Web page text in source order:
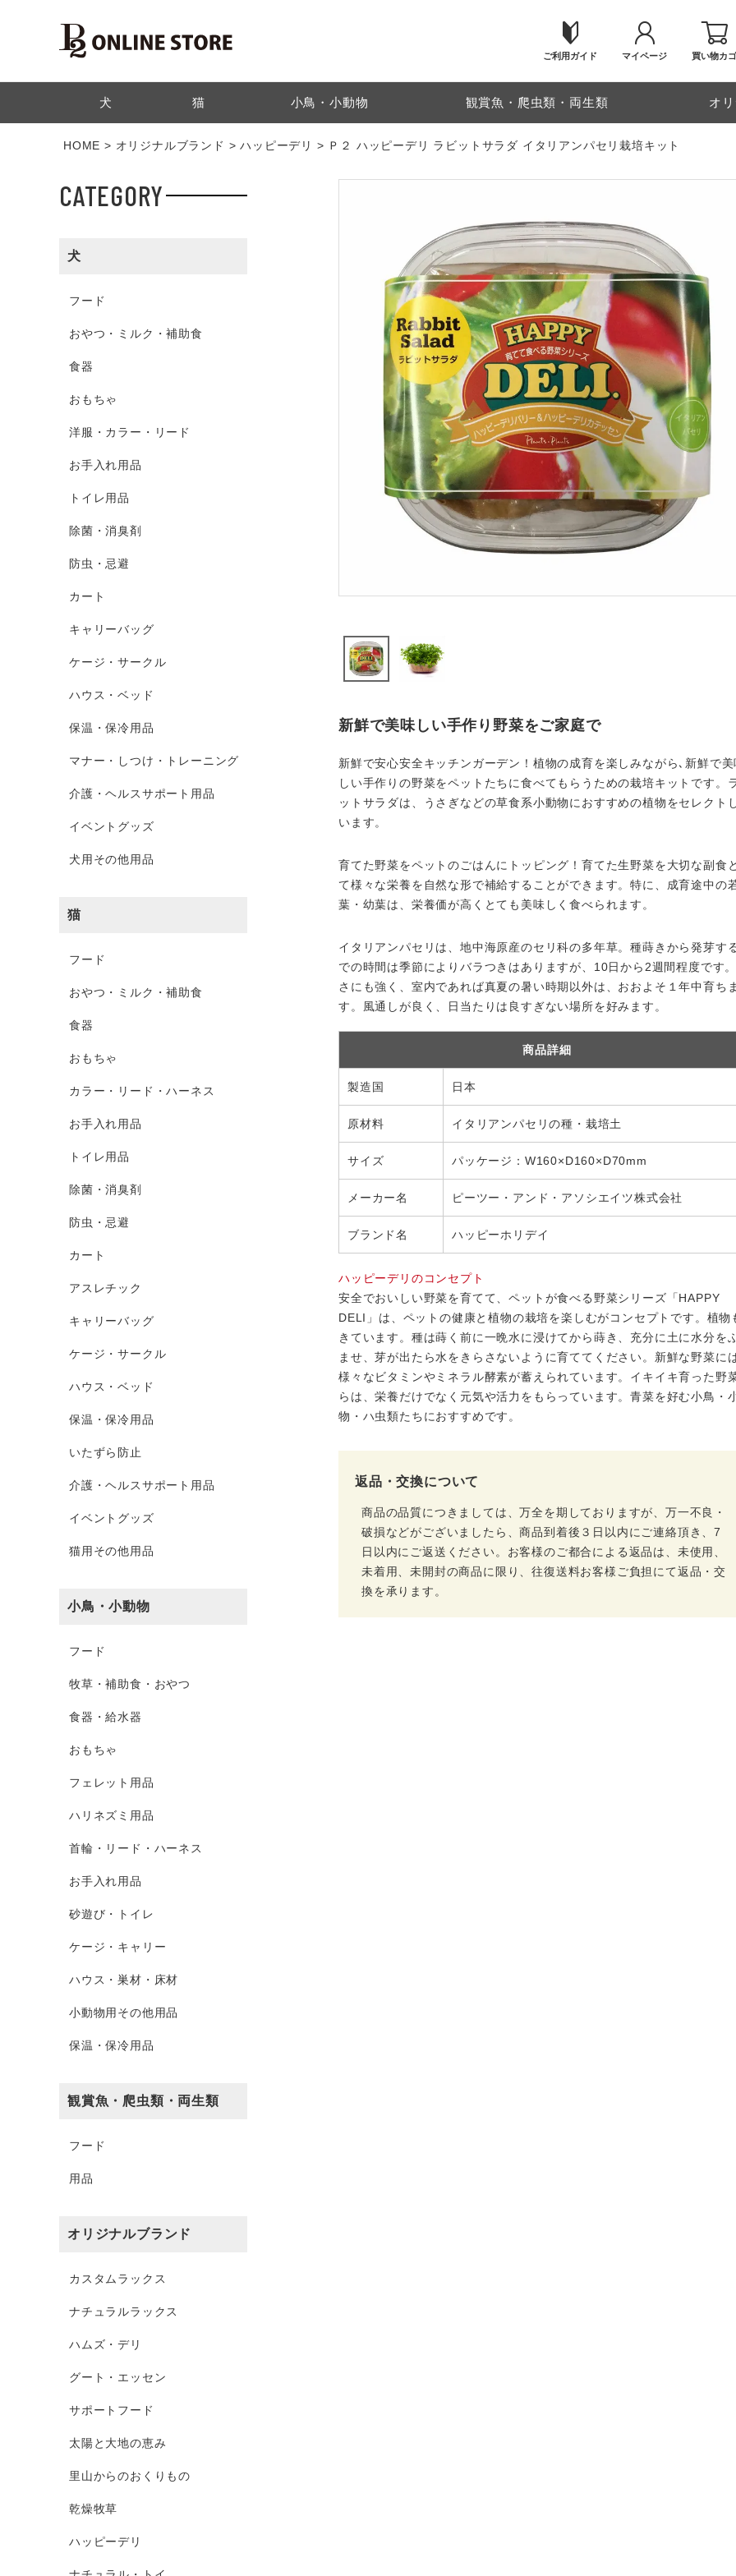
ご利用ガイド マイページ 買い物カゴ
検索
犬 猫 小鳥・小動物 観賞魚・爬虫類・両生類 オ
HOME オリジナルブランド ハッピーデリ Ｐ２ ハッピーデリ ラビットサラダ イタリアンパセリ栽培キット
CATEGORY
犬
フード
おやつ・ミルク・補助食
食器
おもちゃ
洋服・カラー・リード
お手入れ用品
トイレ用品
除菌・消臭剤
防虫・忌避
カート
キャリーバッグ
ケージ・サークル
ハウス・ベッド
保温・保冷用品
マナー・しつけ・トレーニング
介護・ヘルスサポート用品
イベントグッズ
犬用その他用品
猫
フード
おやつ・ミルク・補助食
食器
おもちゃ
カラー・リード・ハーネス
お手入れ用品
トイレ用品
除菌・消臭剤
防虫・忌避
カート
アスレチック
キャリーバッグ
ケージ・サークル
ハウス・ベッド
保温・保冷用品
いたずら防止
介護・ヘルスサポート用品
イベントグッズ
猫用その他用品
小鳥・小動物
フード
牧草・補助食・おやつ
食器・給水器
おもちゃ
フェレット用品
ハリネズミ用品
首輪・リード・ハーネス
お手入れ用品
砂遊び・トイレ
ケージ・キャリー
ハウス・巣材・床材
小動物用その他用品
保温・保冷用品
観賞魚・爬虫類・両生類
フード
用品
オリジナルブランド
カスタムラックス
ナチュラルラックス
ハムズ・デリ
グート・エッセン
サポートフード
太陽と大地の恵み
里山からのおくりもの
乾燥牧草
ハッピーデリ
新鮮で美味しい手作り野菜をご家庭で
新鮮で安心安全キッチンガーデン！植物の成育を楽しみながら､新鮮で美
しい手作りの野菜をペットたちに食べてもらうための栽培キットです。
ットサラダは、うさぎなどの草食系小動物におすすめの植物をセレクト
います。
育てた野菜をペットのごはんにトッピング！育てた生野菜を大切な副食
て様々な栄養を自然な形で補給することができます。特に、成育途中の
葉・幼葉は、栄養価が高くとても美味しく食べられます。
イタリアンパセリは、地中海原産のセリ科の多年草。種蒔きから発芽す
での時間は季節によりバラつきはありますが、10日から2週間程度です
さにも強く、室内であれば真夏の暑い時期以外は、おおよそ１年中育ちま
す。風通しが良く、日当たりは良すぎない場所を好みます。
商品詳細
製造国 日本
原材料 イタリアンパセリの種・栽培土
サイズ パッケージ：W160×D160×D70mm
メーカー名 ピーツー・アンド・アソシエイツ株式会社
ブランド名 ハッピーホリデイ
ハッピーデリのコンセプト
安全でおいしい野菜を育てて、ペットが食べる野菜シリーズ「HAPPY
DELI」は、ペットの健康と植物の栽培を楽しむがコンセプトです。植物
きています。種は蒔く前に一晩水に浸けてから蒔き、充分に土に水分を
ませ、芽が出たら水をきらさないように育ててください。新鮮な野菜に
様々なビタミンやミネラル酵素が蓄えられています。イキイキ育った野
らは、栄養だけでなく元気や活力をもらっています。青菜を好む小鳥・
物・ハ虫類たちにおすすめです。
返品・交換について
商品の品質につきましては、万全を期しておりますが、万一不良・
破損などがございましたら、商品到着後３日以内にご連絡頂き、7
日以内にご返送ください。お客様のご都合による返品は、未使用、
未着用、未開封の商品に限り、往復送料お客様ご負担にて返品・交
換を承ります。